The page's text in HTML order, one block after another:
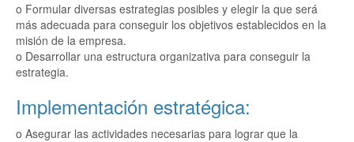
o Formular diversas estrategias posibles y elegir la que será
más adecuada para conseguir los objetivos establecidos en la
misión de la empresa.
o Desarrollar una estructura organizativa para conseguir la
estrategia.
Implementación estratégica:
o Asegurar las actividades necesarias para lograr que la